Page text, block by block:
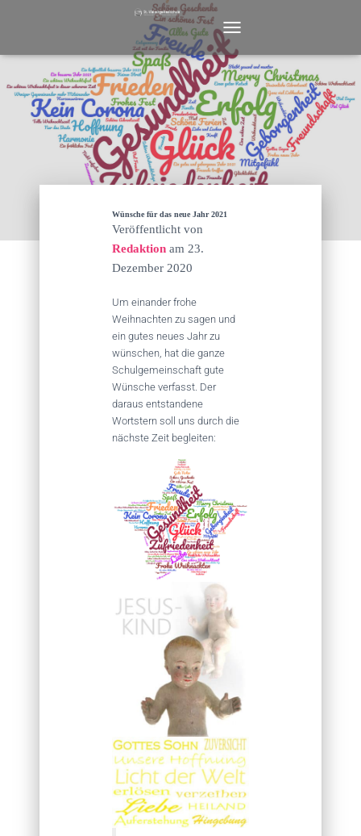
A
V
I
G
A
T
I
O
N
E
Wünsche für das neue Jahr 2021
Veröffentlicht von
Redaktion am 23.
Dezember 2020
Um einander frohe
Weihnachten zu sagen und
ein gutes neues Jahr zu
wünschen, hat die ganze
Schulgemeinschaft gute
Wünsche verfasst. Der
daraus entstandene
Wortstern soll uns durch die
nächste Zeit begleiten: